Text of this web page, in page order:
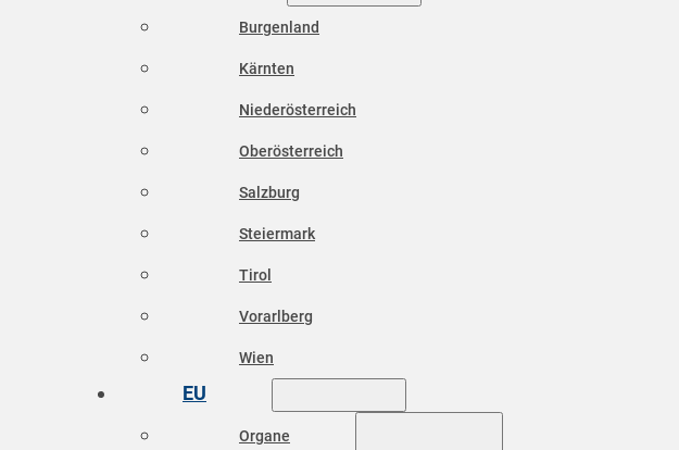
Burgenland
Kärnten
Niederösterreich
Oberösterreich
Salzburg
Steiermark
Tirol
Vorarlberg
Wien
EU
Organe